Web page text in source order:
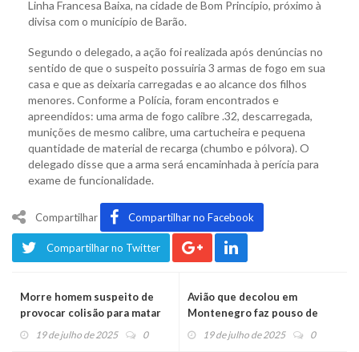
Linha Francesa Baixa, na cidade de Bom Princípio, próximo à
divisa com o município de Barão.
Segundo o delegado, a ação foi realizada após denúncias no
sentido de que o suspeito possuiria 3 armas de fogo em sua
casa e que as deixaria carregadas e ao alcance dos filhos
menores. Conforme a Polícia, foram encontrados e
apreendidos: uma arma de fogo calibre .32, descarregada,
munições de mesmo calibre, uma cartucheira e pequena
quantidade de material de recarga (chumbo e pólvora). O
delegado disse que a arma será encaminhada à perícia para
exame de funcionalidade.
Compartilhar Compartilhar no Facebook
Compartilhar no Twitter
Morre homem suspeito de
provocar colisão para matar
ex-companheira
19 de julho de 2025 0
Avião que decolou em
Montenegro faz pouso de
emergência em Triunfo
19 de julho de 2025 0